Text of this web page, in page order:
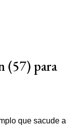
(57) para